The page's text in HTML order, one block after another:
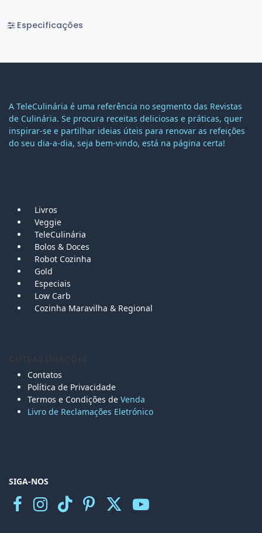
Especificações
A TeleCulinária é uma referência no segmento das Revistas
de Culinária. Se procura receitas deliciosas e práticas, quer
inspirar-se e partilhar ideias úteis para renovar as refeições
do seu dia-a-dia, seja bem-vindo, está na página certa!
Livros
Veggie
TeleCulinária
Bolos & Doces
Robot Cozinha
Gold
Especiais
Low Carb
Cozinha Maravilha & Regional
Contatos
Política de Privacidade
Termos e Condições de Venda
Livro de Reclamações Eletrónico
SIGA-NOS